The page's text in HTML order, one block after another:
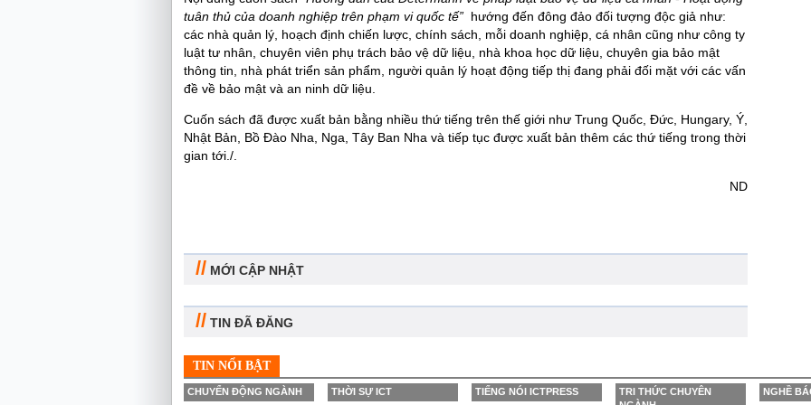
tuân thủ của doanh nghiệp trên phạm vi quốc tế” hướng đến đông đảo đối tượng độc giả như:
các nhà quản lý, hoạch định chiến lược, chính sách, mỗi doanh nghiệp, cá nhân cũng như công ty
luật tư nhân, chuyên viên phụ trách bảo vệ dữ liệu, nhà khoa học dữ liệu, chuyên gia bảo mật
thông tin, nhà phát triển sản phẩm, người quản lý hoạt động tiếp thị đang phải đối mặt với các vấn
đề về bảo mật và an ninh dữ liệu.
Cuốn sách đã được xuất bản bằng nhiều thứ tiếng trên thế giới như Trung Quốc, Đức, Hungary, Ý,
Nhật Bản, Bồ Đào Nha, Nga, Tây Ban Nha và tiếp tục được xuất bản thêm các thứ tiếng trong thời
gian tới./.
ND
// MỚI CẬP NHẬT
// TIN ĐÃ ĐĂNG
TIN NỔI BẬT
CHUYỂN ĐỘNG NGÀNH THỜI SỰ ICT TIẾNG NÓI ICTPRESS
TRI THỨC CHUYÊN
NGHỀ